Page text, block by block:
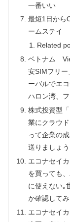
一番いい
最短1日から
ームステイ
Related
ベトナム
安SIMフリー
ーバルでエ
ハロン湾、
株式投資型
業にクラウ
って企業の
送りましょう
エコナセイ
を買っても
に使えない｡
か確認して
エコナセイ